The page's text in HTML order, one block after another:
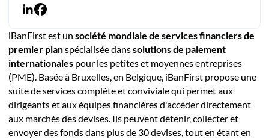
iBanFirst est un société mondiale de services financiers de
premier planspécialisée danssolutions de paiement
internationalespour les petites et moyennes entreprises
(PME). Basée à Bruxelles, en Belgique, iBanFirst propose une
suite de services complète et conviviale qui permet aux
dirigeants et aux équipes financières d'accéder directement
aux marchés des devises. Ils peuvent détenir, collecter et
envoyer des fonds dans plus de 30 devises, tout en étant en